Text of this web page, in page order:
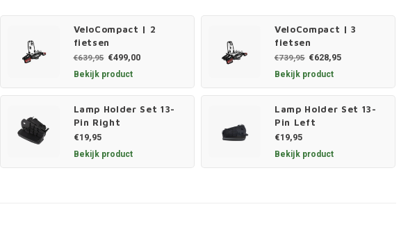
VeloCompact | 2
fietsen
€639,95 €499,00
Bekijk product
VeloCompact | 3
fietsen
€739,95 €628,95
Bekijk product
Lamp Holder Set 13-
Pin Right
€19,95
Bekijk product
Lamp Holder Set 13-
Pin Left
€19,95
Bekijk product